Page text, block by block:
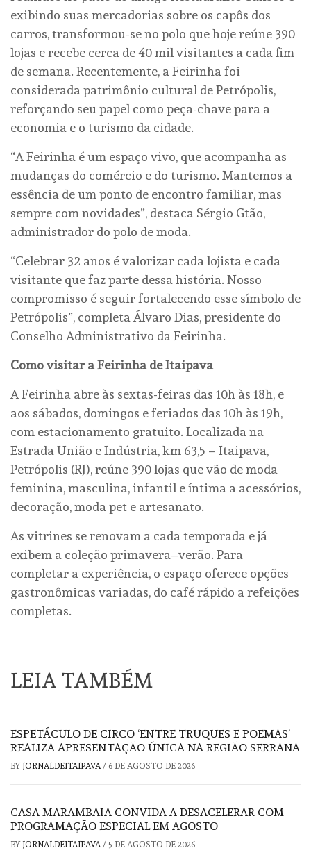
exibindo suas mercadorias sobre os capôs dos
carros, transformou-se no polo que hoje reúne 390
lojas e recebe cerca de 40 mil visitantes a cada fim
de semana. Recentemente, a Feirinha foi
considerada patrimônio cultural de Petrópolis,
reforçando seu papel como peça-chave para a
economia e o turismo da cidade.
“A Feirinha é um espaço vivo, que acompanha as
mudanças do comércio e do turismo. Mantemos a
essência de um ponto de encontro familiar, mas
sempre com novidades”, destaca Sérgio Gtão,
administrador do polo de moda.
“Celebrar 32 anos é valorizar cada lojista e cada
visitante que faz parte dessa história. Nosso
compromisso é seguir fortalecendo esse símbolo de
Petrópolis”, completa Álvaro Dias, presidente do
Conselho Administrativo da Feirinha.
Como visitar a Feirinha de Itaipava
A Feirinha abre às sextas-feiras das 10h às 18h, e
aos sábados, domingos e feriados das 10h às 19h,
com estacionamento gratuito. Localizada na
Estrada União e Indústria, km 63,5 – Itaipava,
Petrópolis (RJ), reúne 390 lojas que vão de moda
feminina, masculina, infantil e íntima a acessórios,
decoração, moda pet e artesanato.
As vitrines se renovam a cada temporada e já
exibem a coleção primavera–verão. Para
completar a experiência, o espaço oferece opções
gastronômicas variadas, do café rápido a refeições
completas.
LEIA TAMBÉM
ESPETÁCULO DE CIRCO ‘ENTRE TRUQUES E POEMAS’
REALIZA APRESENTAÇÃO ÚNICA NA REGIÃO SERRANA
BY JORNALDEITAIPAVA/ 6 DE AGOSTO DE 2026
CASA MARAMBAIA CONVIDA A DESACELERAR COM
PROGRAMAÇÃO ESPECIAL EM AGOSTO
BY JORNALDEITAIPAVA/ 5 DE AGOSTO DE 2026